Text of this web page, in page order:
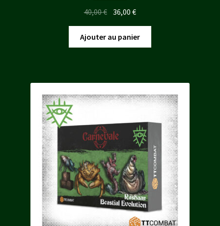
40,00€ Le
initial
était :
36,00€Le
actuel
est :
Ajouter au panier